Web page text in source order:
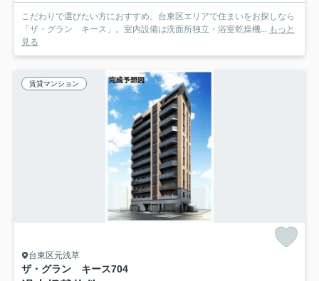
こだわりで選びたい方におすすめ。台東区エリアで住まいをお探しなら
「ザ・グラン キース」。室内設備は洗面所独立・浴室乾燥機... もっと
見る
賃貸マンション
台東区元浅草
ザ・グラン キース704